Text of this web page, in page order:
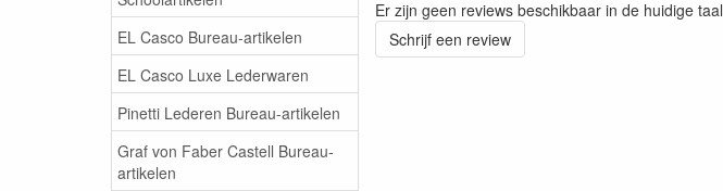
EL Casco Bureau-artikelen
EL Casco Luxe Lederwaren
Pinetti Lederen Bureau-artikelen
Graf von Faber Castell Bureau-
artikelen
Er zijn geen reviews beschikbaar in de huidige taal
Schrijf een review